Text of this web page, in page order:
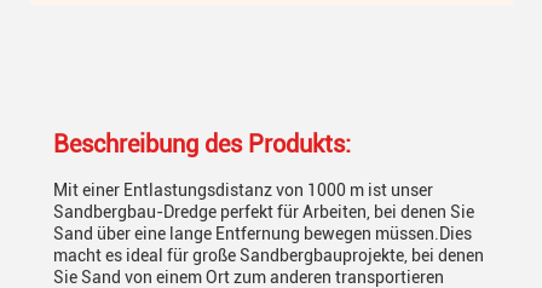
Beschreibung des Produkts:
Mit einer Entlastungsdistanz von 1000 m ist unser
Sandbergbau-Dredge perfekt für Arbeiten, bei denen Sie
Sand über eine lange Entfernung bewegen müssen.Dies
macht es ideal für große Sandbergbauprojekte, bei denen
Sie Sand von einem Ort zum anderen transportieren